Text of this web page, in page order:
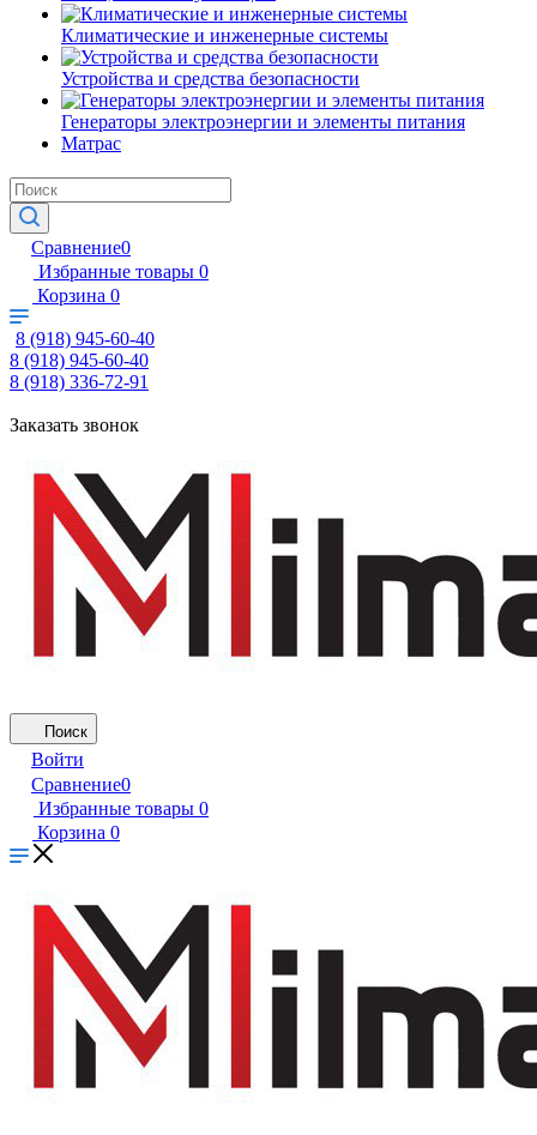
Климатические и инженерные системы
Устройства и средства безопасности
Генераторы электроэнергии и элементы питания
Матрас
Сравнение0
Избранные товары 0
Корзина 0
8 (918) 945-60-40
8 (918) 945-60-40
8 (918) 336-72-91
Заказать звонок
Поиск
Войти
Сравнение0
Избранные товары 0
Корзина 0